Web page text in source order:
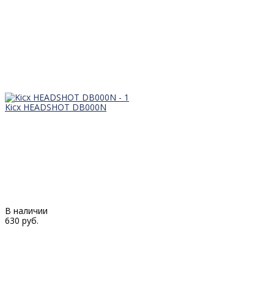
Kicx HEADSHOT DB000N
В наличии
630 руб.